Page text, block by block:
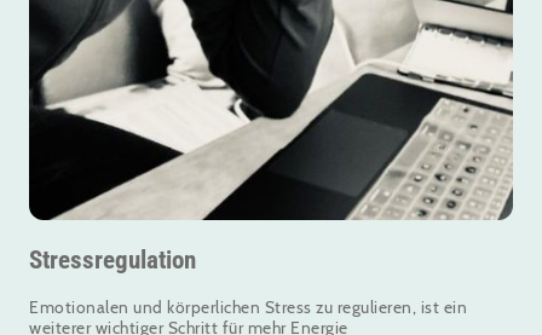
Stressregulation
Emotionalen und körperlichen Stress zu regulieren, ist ein
weiterer wichtiger Schritt für mehr Energie